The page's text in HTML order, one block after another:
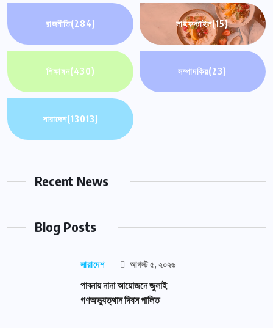
রাজনীতি(284) লাইফস্টাইল(15)
শিক্ষাঙ্গন(430) সম্পাদকিয়(23)
সারাদেশ(13013)
Recent News
Blog Posts
সারাদেশ আগস্ট ৫, ২০২৬
পাবনায় নানা আয়োজনে জুলাই
গণঅভ্যুত্থান দিবস পালিত